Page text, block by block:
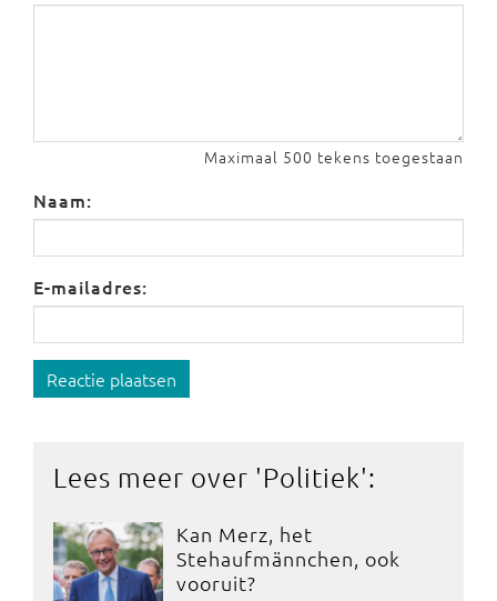
Maximaal 500 tekens toegestaan
Naam:
E-mailadres:
Reactie plaatsen
Lees meer over 'Politiek':
Kan Merz, het
Stehaufmännchen, ook
vooruit?